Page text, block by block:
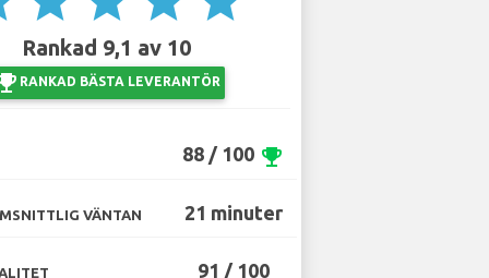
Rankad 9,1 av 10
RANKAD BÄSTA LEVERANTÖR
88 / 100 emoji_events
VÄNTAN 21 minuter
91 / 100